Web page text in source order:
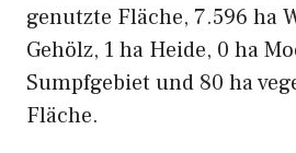
genutzte Fläche, 7.596 ha
Gehölz, 1 ha Heide, 0 ha
Sumpfgebiet und 80 ha
Fläche.